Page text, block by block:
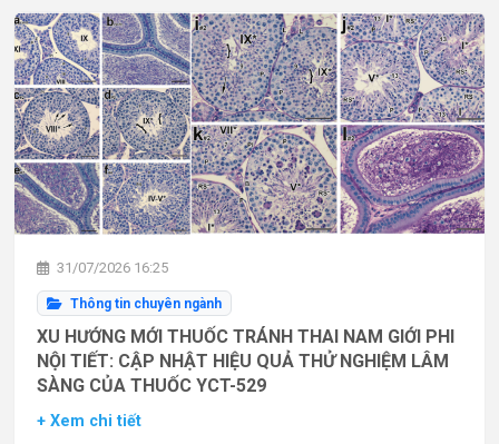
31/07/2026 16:25
Thông tin chuyên ngành
XU HƯỚNG MỚI THUỐC TRÁNH THAI NAM GIỚI PHI
NỘI TIẾT: CẬP NHẬT HIỆU QUẢ THỬ NGHIỆM LÂM
SÀNG CỦA THUỐC YCT-529
+ Xem chi tiết